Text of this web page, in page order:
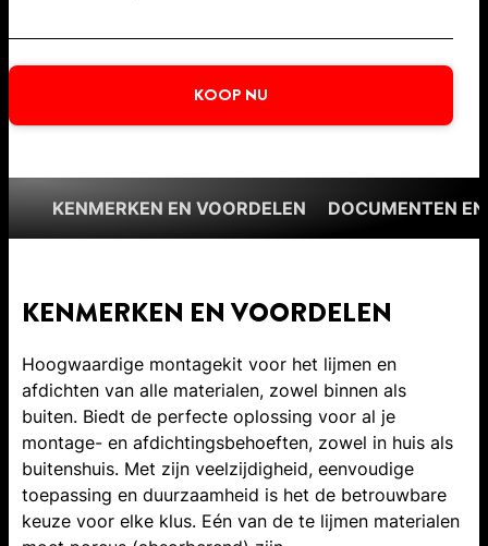
KOOP NU
KENMERKEN EN VOORDELEN DOCUMENTEN
KENMERKEN EN VOORDELEN
Hoogwaardige montagekit voor het lijmen en
afdichten van alle materialen, zowel binnen als
buiten. Biedt de perfecte oplossing voor al je
montage- en afdichtingsbehoeften, zowel in huis als
buitenshuis. Met zijn veelzijdigheid, eenvoudige
toepassing en duurzaamheid is het de betrouwbare
keuze voor elke klus. Eén van de te lijmen materialen